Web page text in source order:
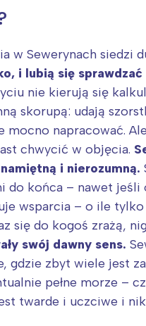
w Sewerynach siedzi
i lubią się
nie kierują się
skorupą: udają
mocno napracować.
chwycić w objęcia.
i nierozumną.
do końca – nawet
wsparcia – o ile
się do kogoś zrażą,
swój dawny sens.
zbyt wiele jest
pełne morze –
twarde i uczciwe i
Interesują
Warszawa
Łódź
Trójmiasto
Poznań
Wrocław